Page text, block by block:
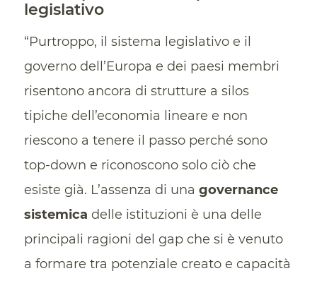
legislativo
“Purtroppo, il sistema legislativo e il
governo dell’Europa e dei paesi membri
risentono ancora di strutture a silos
tipiche dell’economia lineare e non
riescono a tenere il passo perché sono
top-down e riconoscono solo ciò che
esiste già. L’assenza di una governance
sistemica delle istituzioni è una delle
principali ragioni del gap che si è venuto
a formare tra potenziale creato e capacità